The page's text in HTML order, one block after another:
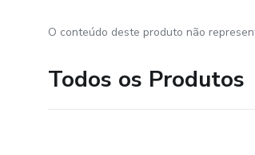
O conteúdo deste produto não
Todos os Produtos